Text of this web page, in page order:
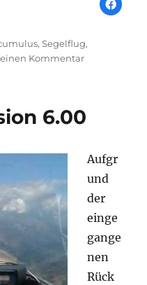
,Segelflug,
Kommentarzu
6.00
Aufgr
und
der
einge
gange
nen
Rück